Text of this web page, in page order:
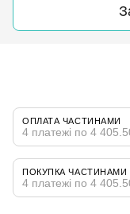
ОПЛАТА ЧАСТИНАМИ
4 платежі по 4
ПОКУПКА ЧАСТИНАМИ
4 платежі по 4